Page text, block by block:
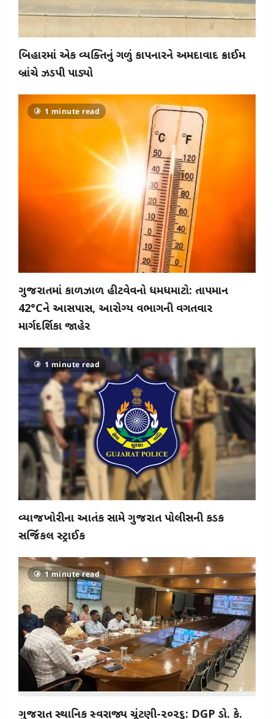
બિહારમાં એક વ્યક્તિનું ગળું કાપનારને અમદાવાદ ક્રાઈમ
બ્રાંચે ઝડપી પાડ્યો
1 minute read
ગુજરાતમાં કાળઝાળ હીટવેવનો ધમધમાટો: તાપમાન
42°Cને આસપાસ, આરોગ્ય વિભાગની વિગતવાર
માર્ગદર્શિકા જાહેર
1 minute read
વ્યાજખોરીના આતંક સામે ગુજરાત પોલીસની કડક
સર્જિકલ સ્ટ્રાઈક
1 minute read
ગુજરાત સ્થાનિક સ્વરાજ્ય ચૂંટણી-૨૦૨૬: DGP ડો. કે.